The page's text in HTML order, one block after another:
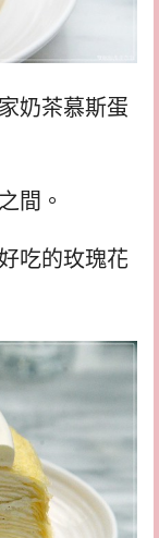
奶茶慕斯蛋
間。
吃的玫瑰花